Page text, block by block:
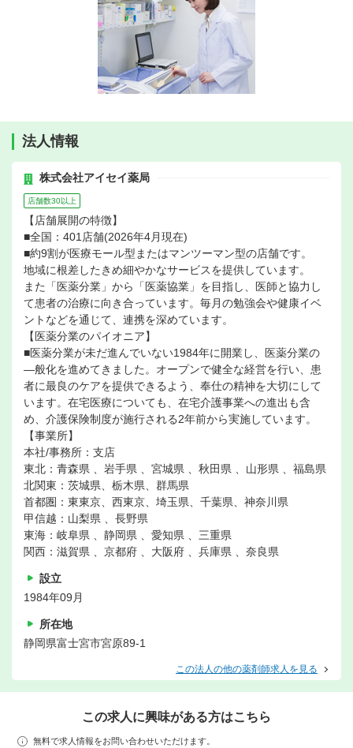
法人情報
株式会社アイセイ薬局
店舗数30以上
【店舗展開の特徴】
■全国：401店舗(2026年4月現在)
■約9割が医療モール型またはマンツーマン型の店舗です。
地域に根差したきめ細やかなサービスを提供しています。
また「医薬分業」から「医薬協業」を目指し、医師と協力し
て患者の治療に向き合っています。毎月の勉強会や健康イベ
ントなどを通じて、連携を深めています。
【医薬分業のパイオニア】
■医薬分業が未だ進んでいない1984年に開業し、医薬分業の
―般化を進めてきました。オープンで健全な経営を行い、患
者に最良のケアを提供できるよう、奉仕の精神を大切にして
います。在宅医療についても、在宅介護事業への進出も含
め、介護保険制度が施行される2年前から実施しています。
【事業所】
本社/事務所：支店
東北：青森県 、岩手県 、宮城県 、秋田県 、山形県 、福島県
北関東：茨城県、栃木県、群馬県
首都圏：東東京、西東京、埼玉県、千葉県、神奈川県
甲信越：山梨県 、長野県
東海：岐阜県 、静岡県 、愛知県 、三重県
関西：滋賀県 、京都府 、大阪府 、兵庫県 、奈良県
設立
1984年09月
所在地
静岡県富士宮市宮原89-1
この法人の他の薬剤師求人を見る
この求人に興味がある方はこちら
無料で求人情報をお問い合わせいただけます。